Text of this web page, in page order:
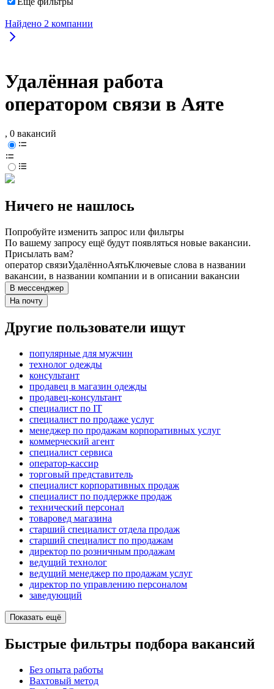
Найдено 2 компании
Удалённая работа
оператором связи в Аяте
, 0 вакансий
Ничего не нашлось
Попробуйте изменить запрос или фильтры
По вашему запросу ещё будут появляться новые вакансии.
Присылать вам?
оператор связиУдалённоАятьКлючевые слова в названии
вакансии, в названии компании и в описании вакансии
В мессенджер
На почту
Другие пользователи ищут
популярные для мужчин
технолог одежды
консультант
продавец в магазин одежды
продавец-консультант
специалист по IT
специалист по продаже услуг
менеджер по продажам корпоративных услуг
коммерческий агент
специалист сервиса
оператор-кассир
торговый представитель
специалист корпоративных продаж
специалист по поддержке продаж
технический персонал
товаровед магазина
старший специалист отдела продаж
старший специалист по продажам
директор по розничным продажам
ведущий технолог
ведущий менеджер по продажам услуг
директор по управлению персоналом
заведующий
Показать ещё
Быстрые фильтры подбора вакансий
Без опыта работы
Вахтовый метод